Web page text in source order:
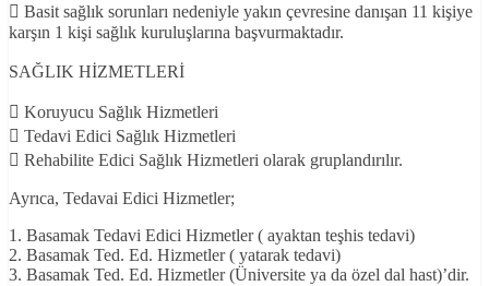
 Basit sağlık sorunları nedeniyle yakın çevresine danışan 11 kişiye
karşın 1 kişi sağlık kuruluşlarına başvurmaktadır.
SAĞLIK HİZMETLERİ
 Koruyucu Sağlık Hizmetleri
 Tedavi Edici Sağlık Hizmetleri
 Rehabilite Edici Sağlık Hizmetleri olarak gruplandırılır.
Ayrıca, Tedavai Edici Hizmetler;
1. Basamak Tedavi Edici Hizmetler ( ayaktan teşhis tedavi)
2. Basamak Ted. Ed. Hizmetler ( yatarak tedavi)
3. Basamak Ted. Ed. Hizmetler (Üniversite ya da özel dal hast)’dir.